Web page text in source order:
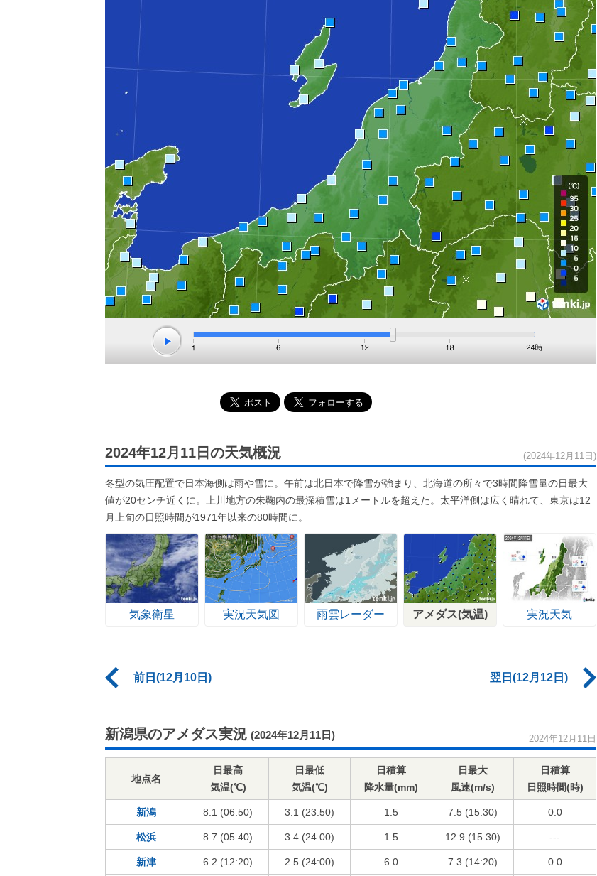
2024年12月11日の天気概況 (2024年12月11日)
冬型の気圧配置で日本海側は雨や雪に。午前は北日本で降雪が強まり、北海道の所々で3時間降雪量の日最大
値が20センチ近くに。上川地方の朱鞠内の最深積雪は1メートルを超えた。太平洋側は広く晴れて、東京は12
月上旬の日照時間が1971年以来の80時間に。
気象衛星 実況天気図 雨雲レーダー アメダス(気温) 実況天気
前日(12月10日) 翌日(12月12日)
新潟県のアメダス実況 (2024年12月11日) 2024年12月11日
地点名
日最高
気温(℃)
日最低
気温(℃)
日積算
降水量(mm)
日最大
風速(m/s)
日積算
日照時間(時)
新潟 8.1 (06:50) 3.1 (23:50) 1.5 7.5 (15:30) 0.0
松浜 8.7 (05:40) 3.4 (24:00) 1.5 12.9 (15:30) ---
新津 6.2 (12:20) 2.5 (24:00) 6.0 7.3 (14:20) 0.0